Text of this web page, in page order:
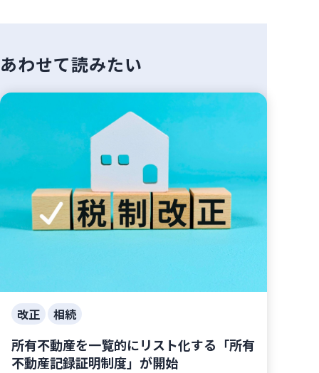
あわせて読みたい
改正 相続
所有不動産を一覧的にリスト化する「所有
不動産記録証明制度」が開始